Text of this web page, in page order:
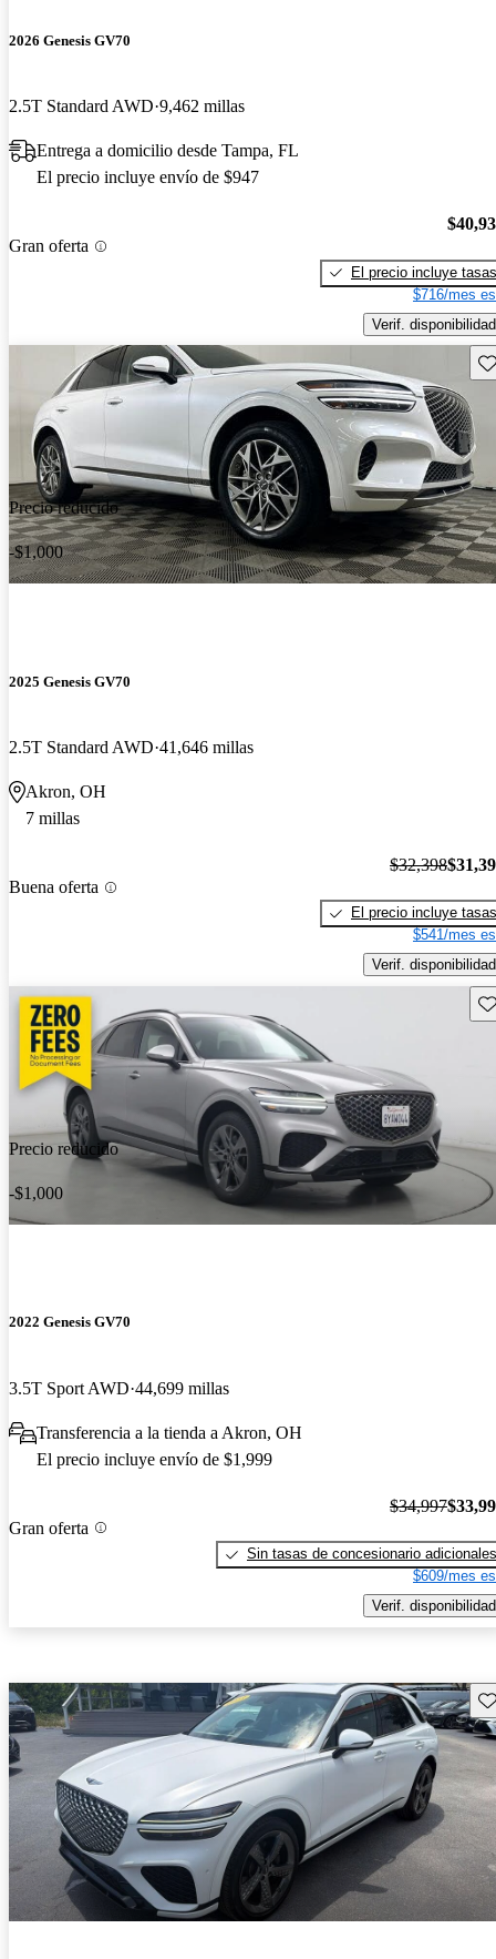
2026 Genesis GV70
2.5T Standard AWD 9,462 millas
Entrega a domicilio desde Tampa, FL
El precio incluye envío de $947
Gran oferta
El precio incluye tasas
$716/mes
Verif. disponibilidad
Precio reducido
-$1,000
2025 Genesis GV70
2.5T Standard AWD 41,646 millas
Akron, OH
7 millas
Buena oferta
$32,398
El precio incluye tasas
$541/mes
Verif. disponibilidad
Precio reducido
-$1,000
2022 Genesis GV70
3.5T Sport AWD 44,699 millas
Transferencia a la tienda a Akron, OH
El precio incluye envío de $1,999
Gran oferta
$34,997
Sin tasas de concesionario adicionales
$609/mes
Verif. disponibilidad